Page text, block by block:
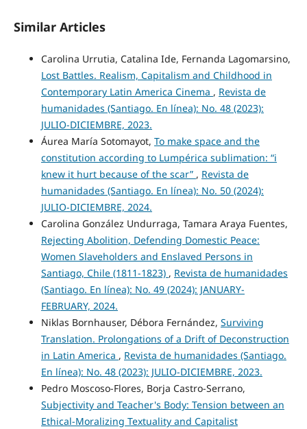
Similar Articles
Carolina Urrutia, Catalina Ide, Fernanda Lagomarsino,
Lost Battles. Realism, Capitalism and Childhood in
Contemporary Latin America Cinema , Revista de
humanidades (Santiago. En línea): No. 48 (2023):
JULIO-DICIEMBRE, 2023.
Áurea María Sotomayot, To make space and the
constitution according to Lumpérica sublimation: “i
knew it hurt because of the scar” , Revista de
humanidades (Santiago. En línea): No. 50 (2024):
JULIO-DICIEMBRE, 2024.
Carolina González Undurraga, Tamara Araya Fuentes,
Rejecting Abolition, Defending Domestic Peace:
Women Slaveholders and Enslaved Persons in
Santiago, Chile (1811-1823) , Revista de humanidades
(Santiago. En línea): No. 49 (2024): JANUARY-
FEBRUARY, 2024.
Niklas Bornhauser, Débora Fernández, Surviving
Translation. Prolongations of a Drift of Deconstruction
in Latin America , Revista de humanidades (Santiago.
En línea): No. 48 (2023): JULIO-DICIEMBRE, 2023.
Pedro Moscoso-Flores, Borja Castro-Serrano,
Subjectivity and Teacher's Body: Tension between an
Ethical-Moralizing Textuality and Capitalist